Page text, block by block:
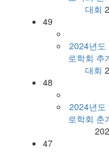
대회
49
2024년도
로학회 추
대회
48
2024년도
로학회 춘
47